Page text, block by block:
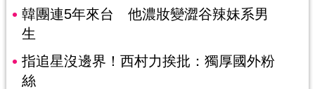
韓團連5年來台 他濃妝變澀谷辣妹系男
生
指追星沒邊界！西村力挨批：獨厚國外粉
絲